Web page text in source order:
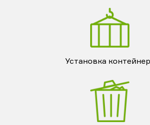
Установка